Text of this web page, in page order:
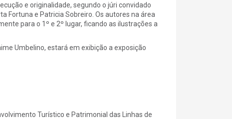
e originalidade, segundo o júri convidado
Fortuna e Patricia Sobreiro. Os autores na área
para o 1º e 2º lugar, ficando as ilustrações a
Umbelino, estará em exibição a exposição
Turístico e Patrimonial das Linhas de